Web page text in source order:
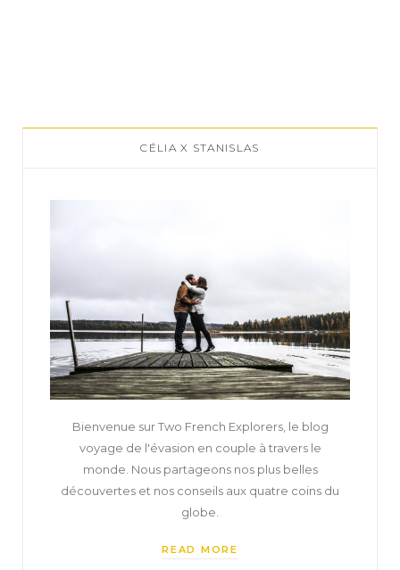
CÉLIA X STANISLAS
Bienvenue sur Two French Explorers, le blog
voyage de l'évasion en couple à travers le
monde. Nous partageons nos plus belles
découvertes et nos conseils aux quatre coins du
globe.
READ MORE